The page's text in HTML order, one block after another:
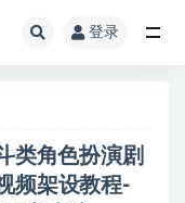
登录
类角色扮演剧
频架设教程-